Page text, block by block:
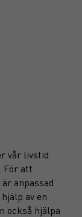
på Garantum
vår livstid
För att
anpassad
av en
också hjälpa